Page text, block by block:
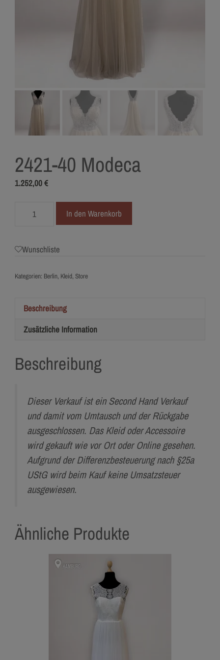
2421-40 Modeca
1.252,00€
Menge
In den Warenkorb
Wunschliste
Kategorien: Berlin, Kleid, Store
Beschreibung
Zusätzliche Information
Beschreibung
Dieser Verkauf ist ein Second Hand Verkauf
und damit vom Umtausch und der Rückgabe
ausgeschlossen. Das Kleid oder Accessoire
wird gekauft wie vor Ort oder Online gesehen.
Aufgrund der Differenzbesteuerung nach §25a
UStG wird beim Kauf keine Umsatzsteuer
ausgewiesen.
Ähnliche Produkte